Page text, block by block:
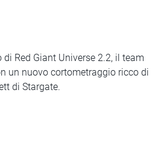
di Red Giant Universe 2.2, il team
un nuovo cortometraggio ricco di
di Stargate.